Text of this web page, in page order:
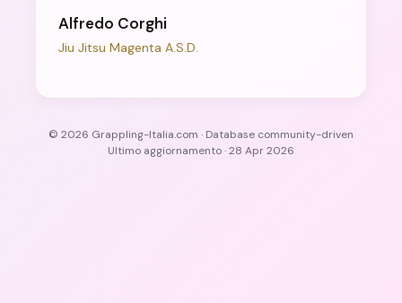
Alfredo Corghi
Jiu Jitsu Magenta A.S.D.
© 2026 Grappling-Italia.com · Database community-driven
Ultimo aggiornamento · 28 Apr 2026